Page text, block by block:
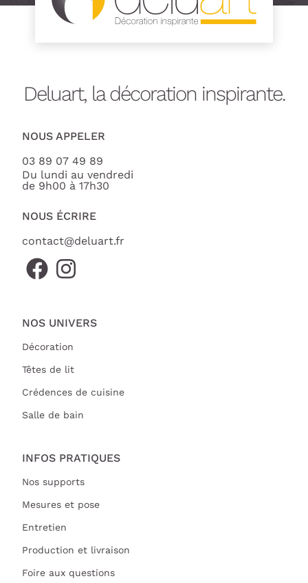
Deluart, la décoration inspirante.
NOUS APPELER
03 89 07 49 89
Du lundi au vendredi
de 9h00 à 17h30
NOUS ÉCRIRE
contact@deluart.fr
NOS UNIVERS
Décoration
Têtes de lit
Crédences de cuisine
Salle de bain
INFOS PRATIQUES
Nos supports
Mesures et pose
Entretien
Production et livraison
Foire aux questions